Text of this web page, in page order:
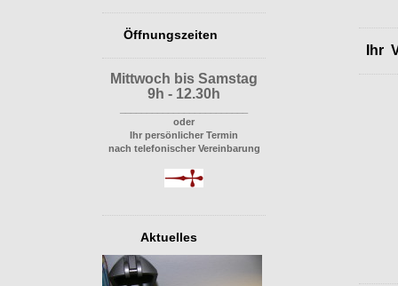
Öffnungszeiten
Mittwoch bis Samstag
9h - 12.30h
oder
Ihr persönlicher Termin
nach telefonischer Vereinbarung
Aktuelles
Ihr